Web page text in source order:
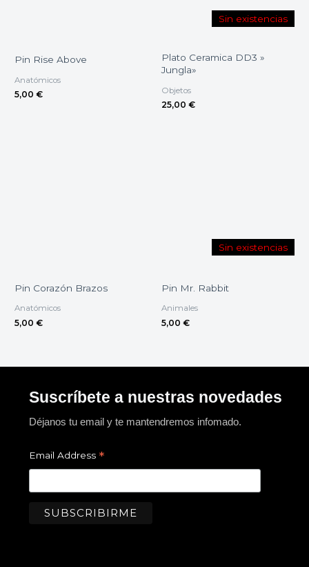
Pin Rise Above
Anatómicos
5,00 €
Sin existencias
Plato Ceramica DD3 »
Jungla»
Objetos
25,00 €
Pin Corazón Brazos
Anatómicos
5,00 €
Sin existencias
Pin Mr. Rabbit
Animales
5,00 €
Suscríbete a nuestras novedades
Déjanos tu email y te mantendremos infomado.
Email Address *